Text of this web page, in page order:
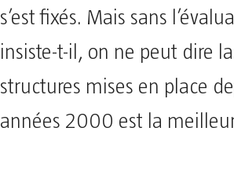
s’est fixés. Mais sans
insiste-t-il, on ne peut dire
structures mises en place
années 2000 est la